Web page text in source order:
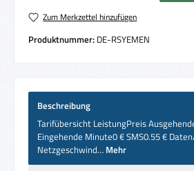
Zum Merkzettel hinzufügen
Produktnummer: DE-RSYEMEN
Beschreibung
Tarifübersicht LeistungPreis
Eingehende Minute0 € SMS0.55 €
Netzgeschwind… Mehr